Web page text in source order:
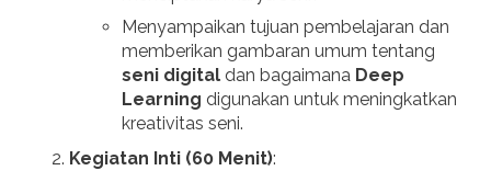
Menyampaikan tujuan pembelajaran dan
memberikan gambaran umum tentang
seni digital dan bagaimana Deep
Learning digunakan untuk meningkatkan
kreativitas seni.
Kegiatan Inti (60 Menit):